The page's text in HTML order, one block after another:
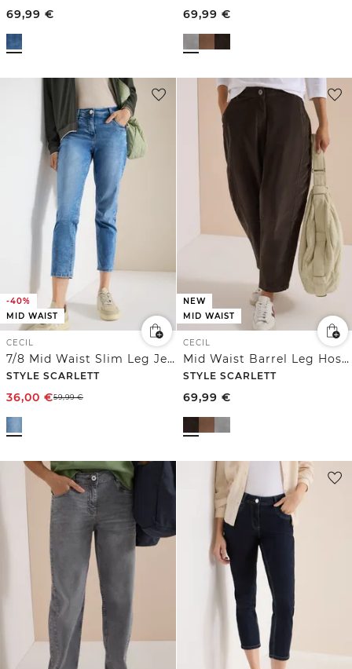
69,99 € 69,99 €
-40%
MID WAIST
CECIL
7/8 Mid Waist Slim Leg Jeans im Casual Fit
STYLE SCARLETT
36,00 €59,99€
NEW
MID WAIST
CECIL
Mid Waist Barrel Leg Hose im Casual Fit
STYLE SCARLETT
69,99 €